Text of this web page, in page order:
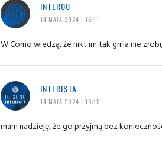
INTER00
14 MAJA 2024 | 16:11
W Como wiedzą, że nikt im tak grilla nie
INTERISTA
14 MAJA 2024 | 16:15
mam nadzieję, że go przyjmą bez